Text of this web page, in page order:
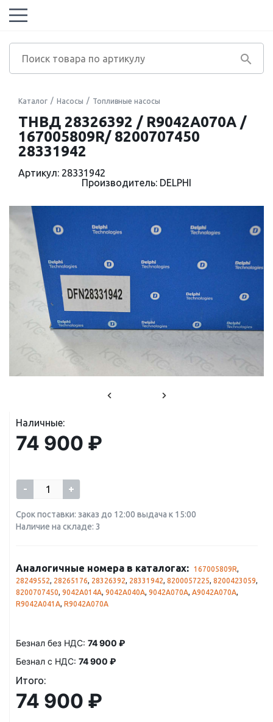
Каталог Насосы Топливные насосы
ТНВД 28326392 / R9042A070A /
167005809R/ 8200707450
28331942
Артикул: 28331942
Производитель: DELPHI
Наличные:
74 900 ₽
- +
Срок поставки: заказ до 12:00 выдача к 15:00
Наличие на складе: 3
Аналогичные номера в каталогах: 167005809R,
28249552, 28265176, 28326392, 28331942, 8200057225, 8200423059,
8200707450, 9042A014A, 9042A040A, 9042A070A, A9042A070A,
R9042A041A, R9042A070A
Безнал без НДС: 74 900 ₽
Безнал с НДС: 74 900 ₽
Итого:
74 900 ₽